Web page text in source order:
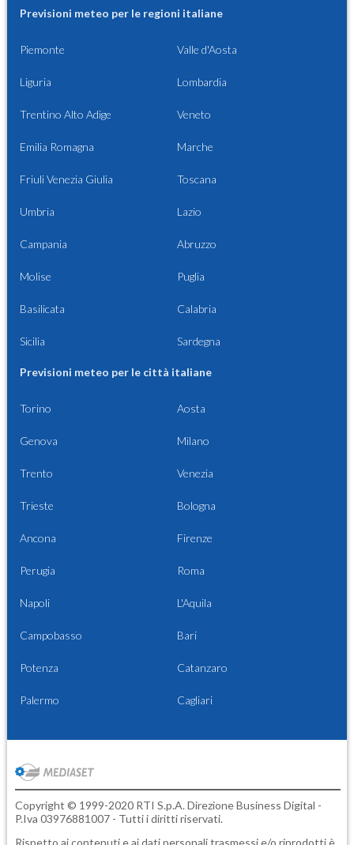
Previsioni meteo per le regioni italiane
Piemonte Valle d'Aosta
Liguria Lombardia
Trentino Alto Adige Veneto
Emilia Romagna Marche
Friuli Venezia Giulia Toscana
Umbria Lazio
Campania Abruzzo
Molise Puglia
Basilicata Calabria
Sicilia Sardegna
Previsioni meteo per le città italiane
Torino Aosta
Genova Milano
Trento Venezia
Trieste Bologna
Ancona Firenze
Perugia Roma
Napoli L'Aquila
Campobasso Bari
Potenza Catanzaro
Palermo Cagliari
Copyright © 1999-2020 RTI S.p.A. Direzione Business Digital -
P.Iva 03976881007 - Tutti i diritti riservati.
Rispetto ai contenuti e ai dati personali trasmessi e/o riprodotti è